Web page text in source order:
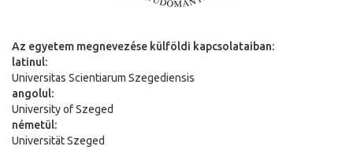
Az egyetem megnevezése külföldi kapcsolataiban:
latinul:
Universitas Scientiarum Szegediensis
angolul:
University of Szeged
németül:
Universität Szeged